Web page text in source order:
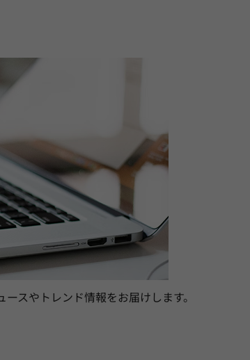
スやトレンド情報をお届けします。